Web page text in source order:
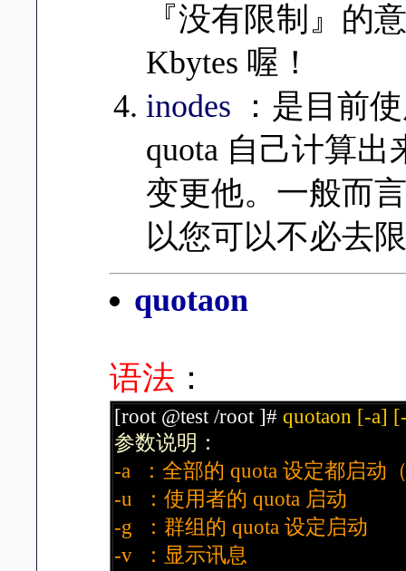
『没有限制』的
Kbytes 喔！
inodes ：是目前
quota 自己计算
变更他。一般而
以您可以不必去
quotaon
语法 ：
[root @test /root ]# quotaon [-a]
参数说明：
-a ：全部的 quota 设定都启动
-u ：使用者的 quota 启动
-g ：群组的 quota 设定启动
-v ：显示讯息